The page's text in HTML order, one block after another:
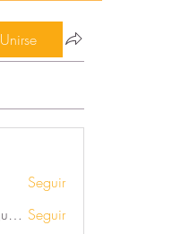
Unirse
Seguir
Lexander Loaiza Figueroa Seguir